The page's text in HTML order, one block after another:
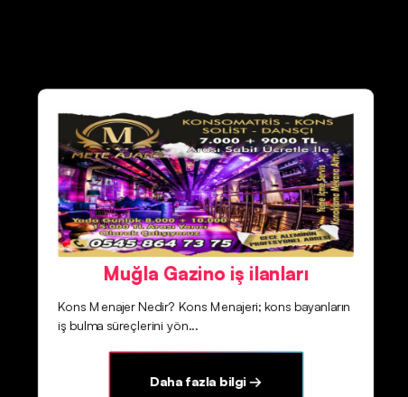
Muğla Gazino iş ilanları
Kons Menajer Nedir? Kons Menajeri; kons bayanların
iş bulma süreçlerini yön...
Daha fazla bilgi →